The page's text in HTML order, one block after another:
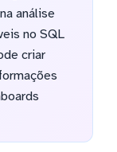
análise
no SQL
criar